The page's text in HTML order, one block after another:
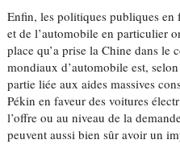
Enfin, les politiques publiques en
et de l’automobile en particulier
place qu’a prise la Chine dans le
mondiaux d’automobile est,
partie liée aux aides massives
Pékin en faveur des voitures
l’offre ou au niveau de la
peuvent aussi bien sûr avoir un